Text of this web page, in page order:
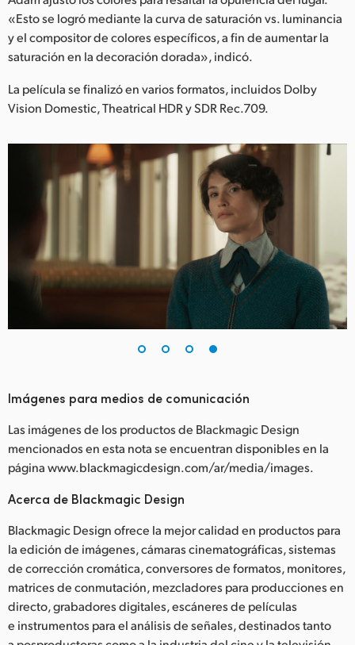
«Esto se logró mediante la curva de saturación vs. luminancia
y el compositor de colores específicos, a fin de aumentar la
saturación en la decoración dorada», indicó.
La película se finalizó en varios formatos, incluidos Dolby
Vision Domestic, Theatrical HDR y SDR Rec.709.
Imágenes para medios de comunicación
Las imágenes de los productos de Blackmagic Design
mencionados en esta nota se encuentran disponibles en la
página www.blackmagicdesign.com/ar/media/images.
Acerca de Blackmagic Design
Blackmagic Design ofrece la mejor calidad en productos para
la edición de imágenes, cámaras cinematográficas, sistemas
de corrección cromática, conversores de formatos, monitores,
matrices de conmutación, mezcladores para producciones en
directo, grabadores digitales, escáneres de películas
e instrumentos para el análisis de señales, destinados tanto